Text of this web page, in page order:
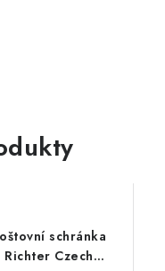
schránka
Richter Czech